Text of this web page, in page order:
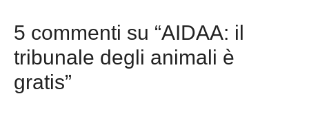
5 commenti su “AIDAA: il
tribunale degli animali è
gratis”